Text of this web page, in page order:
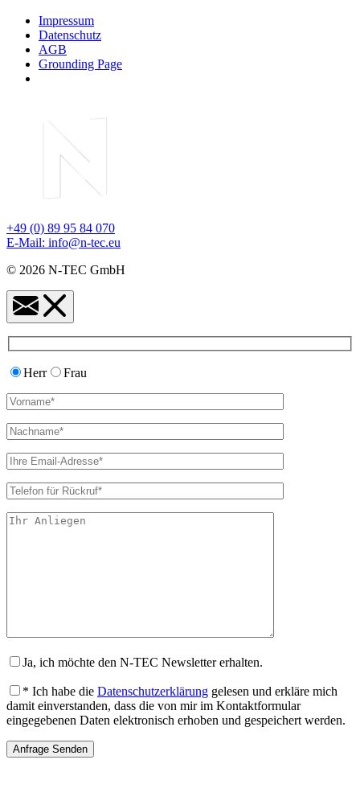
Impressum
Datenschutz
AGB
Grounding Page
+49 (0) 89 95 84 070
E-Mail: info@n-tec.eu
© 2026 N-TEC GmbH
Herr Frau
Ja, ich möchte den N-TEC Newsletter erhalten.
* Ich habe die Datenschutzerklärung gelesen und erkläre mich
damit einverstanden, dass die von mir im Kontaktformular
eingegebenen Daten elektronisch erhoben und gespeichert werden.